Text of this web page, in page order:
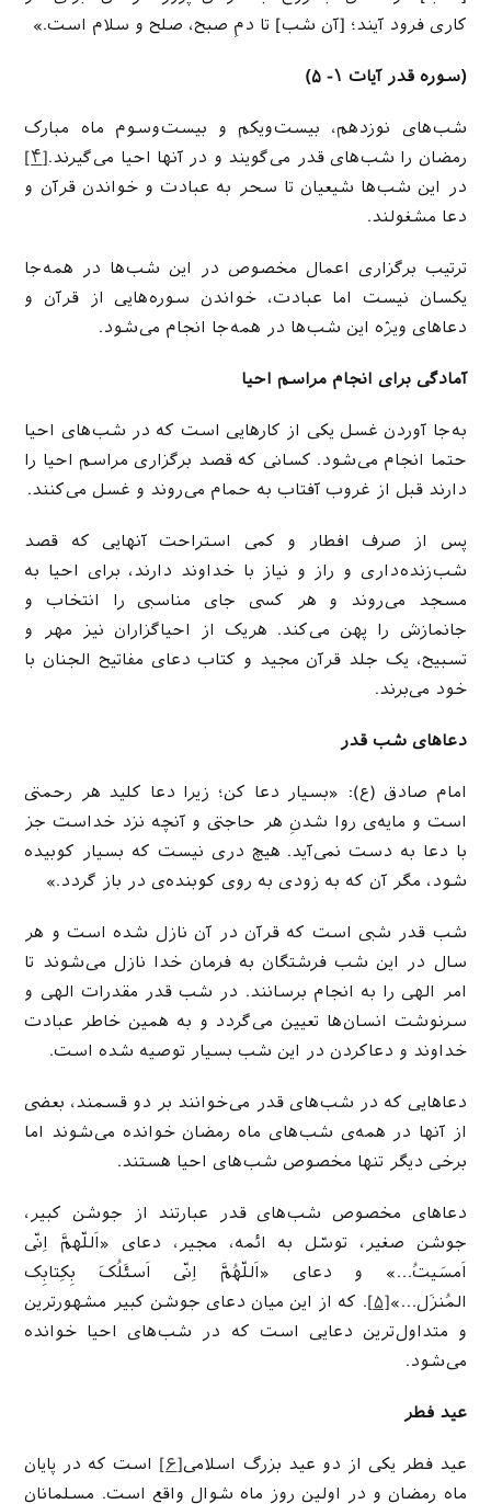
کاری فرود آیند؛ [آن شب] تا دمِ صبح، صلح و سلام است.»
(سوره قدر آیات ۱- ۵)
شب‌های نوزدهم، بیست‌ویکم و بیست‌وسوم ماه مبارک
رمضان را شب‌های قدر می‌گویند و در آنها احیا می‌گیرند.[۴]
در این شب‌ها شیعیان تا سحر به عبادت و خواندن قرآن و
دعا مشغولند.
ترتیب برگزاری اعمال مخصوص در این شب‌ها در همه‌جا
یکسان نیست اما عبادت، خواندن سوره‌هایی از قرآن و
دعاهای ویژه این شب‌ها در همه‌جا انجام می‌شود.
آمادگی برای انجام مراسم احیا
به‌جا آوردن غسل یکی از کارهایی است که در شب‌های احیا
حتما انجام می‌شود. کسانی که قصد برگزاری مراسم احیا را
دارند قبل از غروب آفتاب به حمام می‌روند و غسل می‌کنند.
پس از صرف افطار و کمی استراحت آنهایی که قصد
شب‌زنده‌داری و راز و نیاز با خداوند دارند، برای احیا به
مسجد می‌روند و هر کسی جای مناسبی را انتخاب و
جانمازش را پهن می‌کند. هریک از احیاگزاران نیز مهر و
تسبیح، یک جلد قرآن مجید و کتاب دعای مفاتیح الجنان با
خود می‌برند.
دعاهای شب‌ قدر
امام صادق (ع): «بسیار دعا کن؛ زیرا دعا کلید هر رحمتی
است و مایه‌ی روا شدنِ هر حاجتی و آنچه نزد خداست جز
با دعا به دست نمی‌آید. هیچ دری نیست که بسیار کوبیده
شود، مگر آن که به زودی به روی کوبنده‌ی در باز گردد.»
شب قدر شبی است که قرآن در آن نازل شده است و هر
سال در این شب فرشتگان به فرمان خدا نازل می‌شوند تا
امر الهی را به انجام برسانند. در شب قدر مقدرات الهی و
سرنوشت انسان‌ها تعیین می‌گردد و به همین خاطر عبادت
خداوند و دعاکردن در این شب بسیار توصیه شده است.
دعاهایی که در شب‌های قدر می‌خوانند بر دو قسمند، بعضی
از آنها در همه‌‌ی شب‌های ماه رمضان خوانده می‌شوند اما
برخی دیگر تنها مخصوص شب‌های احیا هستند.
دعاهای مخصوص شب‌های قدر عبارتند از جوشن کبیر،
جوشن صغیر، توسّل به ائمه، مجیر، دعای «اَللّهمَّ اِنّی
اَمسَیتُ…» و دعای «اَللّهُمَّ اِنّی اَسئَلُکَ بِکِتابِک
المُنزَل…»[۵]
. که از این میان دعای جوشن کبیر مشهورترین
و متداول‌ترین دعایی است که در شب‌های احیا خوانده
می‌شود.
عید فطر
عید فطر یکی از دو عید بزرگ اسلامی[۶]
است که در پایان
ماه رمضان و در اولین روز ماه شوال واقع است. مسلمانان